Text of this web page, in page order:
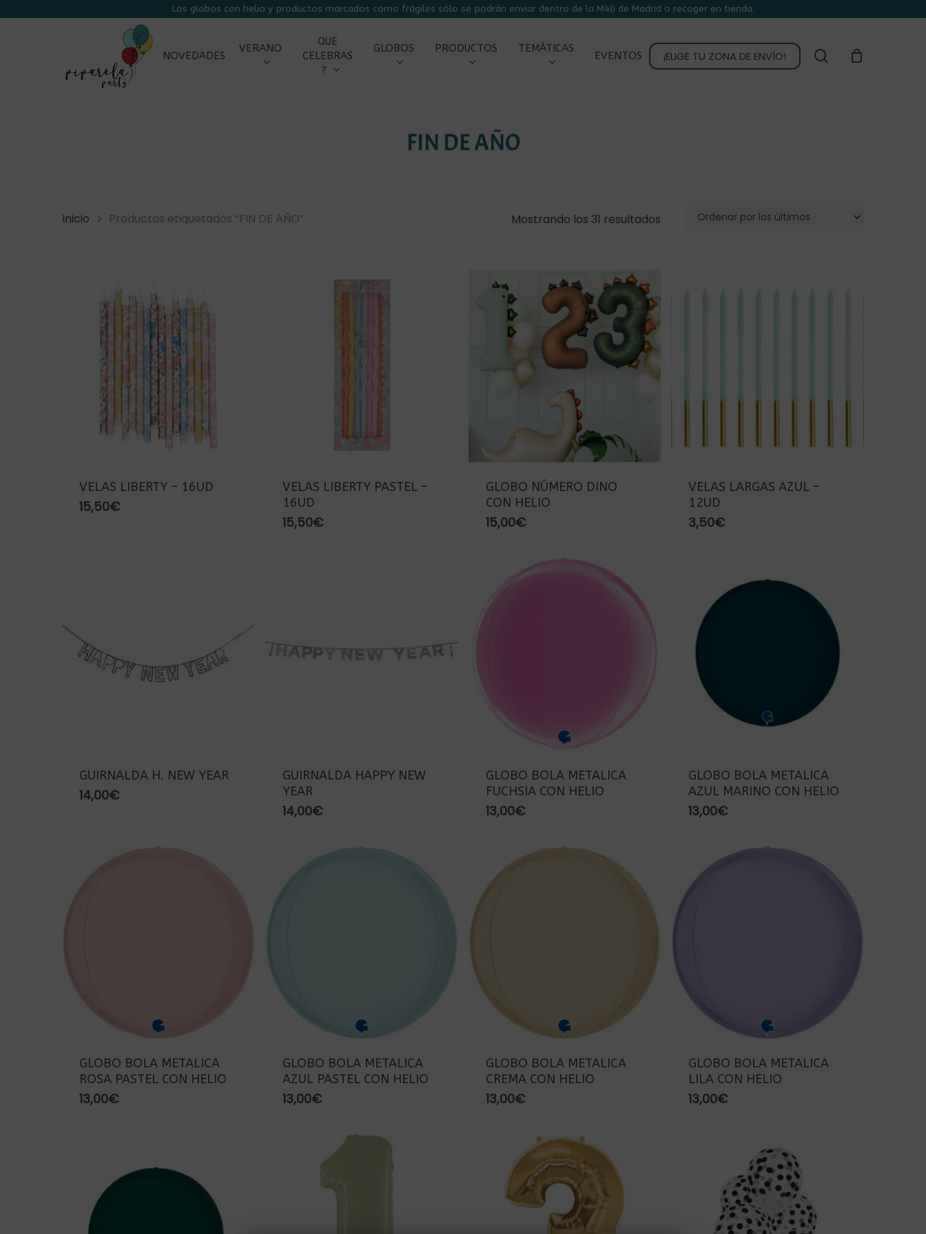
Presiona enter para buscar o ESC para cerrar
Los globos con helio y productos marcados como frágiles sólo se podrán enviar dentro de la M40 de Madrid o recoger en tienda.
NOVEDADES
VERANO
QUE
CELEBRAS
?
GLOBOS PRODUCTOS TEMÁTICAS
EVENTOS ¡ELIGE TU ZONA DE ENVÍO! buscar
FIN DE AÑO
Mostrando los 31 resultados Ordenado
Inicio Productos etiquetados “FIN DE AÑO”
VELAS LIBERTY – 16UD
15,50€
VELAS LIBERTY PASTEL –
16UD
15,50€
GLOBO NÚMERO DINO
CON HELIO
15,00€
VELAS LARGAS AZUL –
12UD
3,50€
GUIRNALDA H. NEW YEAR
14,00€
GUIRNALDA HAPPY NEW
YEAR
14,00€
GLOBO BOLA METALICA
FUCHSIA CON HELIO
13,00€
GLOBO BOLA METALICA
AZUL MARINO CON HELIO
13,00€
GLOBO BOLA METALICA
ROSA PASTEL CON HELIO
13,00€
GLOBO BOLA METALICA
AZUL PASTEL CON HELIO
13,00€
GLOBO BOLA METALICA
CREMA CON HELIO
13,00€
GLOBO BOLA METALICA
LILA CON HELIO
13,00€